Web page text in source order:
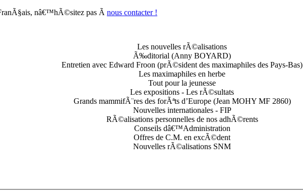
nâ€™hÃ©sitez pas Ã nous contacter !
Les nouvelles rÃ©alisations
Ã‰ditorial (Anny BOYARD)
Entretien avec Edward Froon (prÃ©sident des maximaphiles des Pays-Bas)
Les maximaphiles en herbe
Tout pour la jeunesse
Les expositions - Les rÃ©sultats
Grands mammifÃ¨res des forÃªts d’Europe (Jean MOHY MF 2860)
Nouvelles internationales - FIP
RÃ©alisations personnelles de nos adhÃ©rents
Conseils dâ€™Administration
Offres de C.M. en excÃ©dent
Nouvelles rÃ©alisations SNM